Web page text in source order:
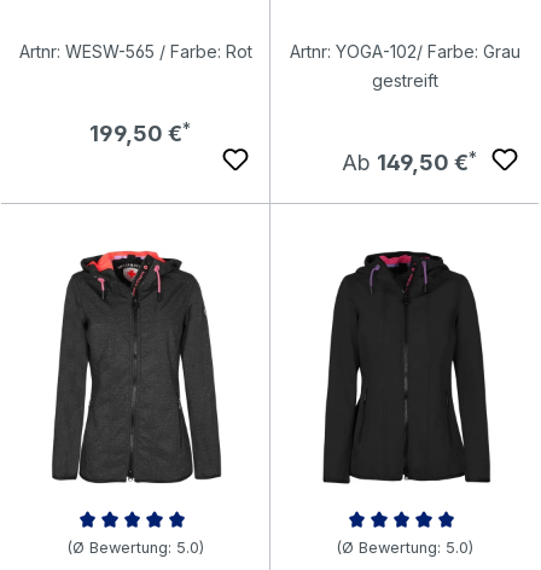
Artnr: WESW-565 / Farbe: Rot
Regulärer Preis:
199,50 €
Artnr: YOGA-102/ Farbe: Grau
gestreift
Regulärer Preis:
Ab 149,50 €
Durchschnittliche Bewertung von 5 von 5 Sternen
(Ø Bewertung: 5.0) Durchschnittliche Bewertung
(Ø Bewertung: 5.0)